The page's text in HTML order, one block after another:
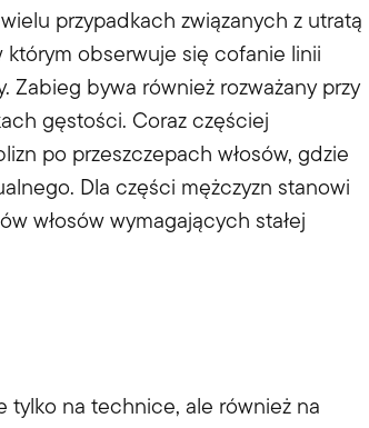
przypadkach związanych z utratą
którym obserwuje się cofanie linii
Zabieg bywa również rozważany przy
gęstości. Coraz częściej
po przeszczepach włosów, gdzie
Dla części mężczyzn stanowi
włosów wymagających stałej
tylko na technice, ale również na